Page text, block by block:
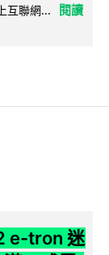
互聯網...
閱讀
e-tron 迷